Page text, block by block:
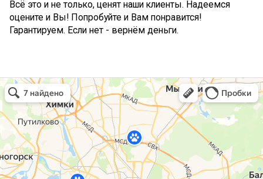
Всё это и не только, ценят наши клиенты. Надеемся
оцените и Вы! Попробуйте и Вам понравится!
Гарантируем. Если нет - вернём деньги.